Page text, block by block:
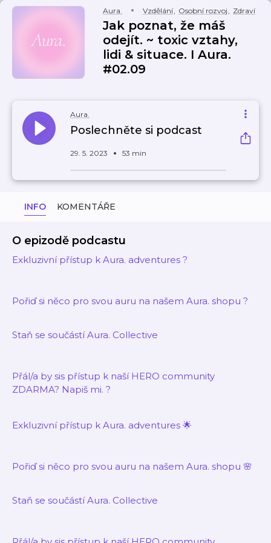
Aura. Vzdělání, Osobní rozvoj, Zdraví
Jak poznat, že máš
odejít. ~ toxic vztahy,
lidi & situace. I Aura.
#02.09
Aura.
Poslechněte si podcast
29. 5. 2023 53 min
INFO KOMENTÁŘE
O epizodě podcastu
Exkluzivní přístup k Aura. adventures ?
Pořiď si něco pro svou auru na našem Aura. shopu ?
Staň se součástíAura. Collective
Přál/a by sis přístup k naší HERO community
ZDARMA? Napiš mi. ?
Exkluzivní přístup k Aura. adventures 🌟
Pořiď si něco pro svou auru na našem Aura. shopu 🌸
Staň se součástíAura. Collective